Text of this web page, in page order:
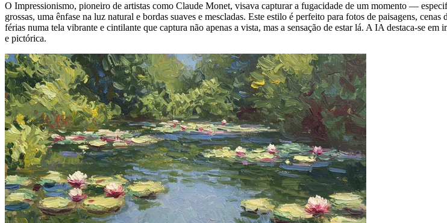
O Impressionismo, pioneiro de artistas como Claude Monet, visava capturar a fugacidade de um momento —
grossas, uma ênfase na luz natural e bordas suaves e mescladas. Este estilo é perfeito para fotos de paisagens,
férias numa tela vibrante e cintilante que captura não apenas a vista, mas a sensação de estar lá. A IA destaca-se
e pictórica.